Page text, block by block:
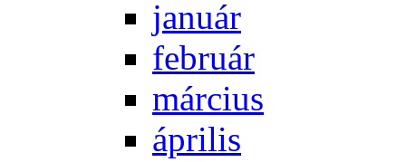
ja­nu­ár
feb­ru­ár
már­ci­us
áp­ri­lis